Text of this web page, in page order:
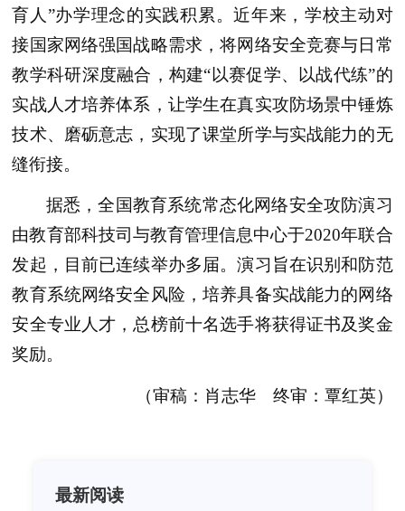
育人”办学理念的实践积累。近年来，学校主动对
接国家网络强国战略需求，将网络安全竞赛与日常
教学科研深度融合，构建“以赛促学、以战代练”的
实战人才培养体系，让学生在真实攻防场景中锤炼
技术、磨砺意志，实现了课堂所学与实战能力的无
缝衔接。
据悉，全国教育系统常态化网络安全攻防演习
由教育部科技司与教育管理信息中心于2020年联合
发起，目前已连续举办多届。演习旨在识别和防范
教育系统网络安全风险，培养具备实战能力的网络
安全专业人才，总榜前十名选手将获得证书及奖金
奖励。
（审稿：肖志华 终审：覃红英）
最新阅读